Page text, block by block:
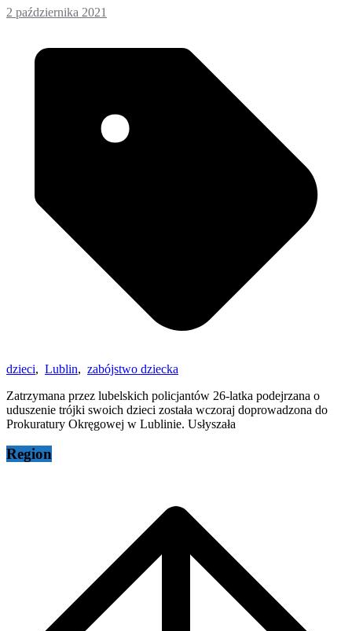
2 października 2021
dzieci, Lublin, zabójstwo dziecka
Zatrzymana przez lubelskich policjantów 26-latka podejrzana o
uduszenie trójki swoich dzieci została wczoraj doprowadzona do
Prokuratury Okręgowej w Lublinie. Usłyszała
Region